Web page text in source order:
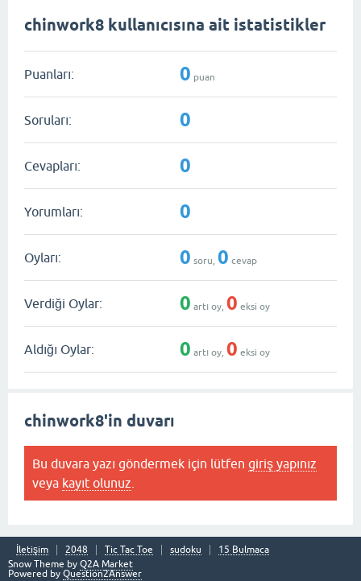
chinwork8 kullanıcısına ait istatistikler
Puanları: 0 puan
Soruları: 0
Cevapları: 0
Yorumları: 0
Oyları: 0 soru, 0 cevap
Verdiği Oylar: 0 artı oy, 0 eksi oy
Aldığı Oylar: 0 artı oy, 0 eksi oy
chinwork8'in duvarı
Bu duvara yazı göndermek için lütfen giriş yapınız
veya kayıt olunuz
İletişim 2048 Tic Tac Toe sudoku
15 Bulmaca
Snow Theme by Q2A Market
Powered by Question2Answer